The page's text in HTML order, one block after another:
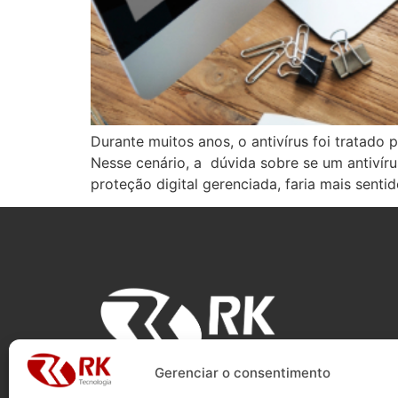
Gerenciar o consentimento
Durante muitos anos, o antivírus foi tratado
Nesse cenário, a dúvida sobre se um
proteção digital gerenciada, faria mais
NOS SIGA EM NOSSAS REDES SOCIAIS